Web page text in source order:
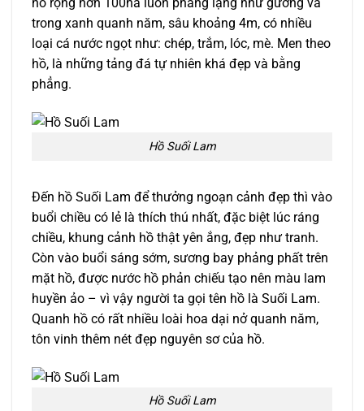
trong xanh quanh năm, sâu khoảng 4m, có nhiều
loại cá nước ngọt như: chép, trắm, lóc, mè. Men theo
hồ, là những tảng đá tự nhiên khá đẹp và bằng
phẳng.
Hồ Suối Lam
Đến hồ Suối Lam để thưởng ngoạn cảnh đẹp thì vào
buổi chiều có lẻ là thích thú nhất, đặc biệt lúc ráng
chiều, khung cảnh hồ thật yên ắng, đẹp như tranh.
Còn vào buổi sáng sớm, sương bay phảng phất trên
mặt hồ, được nước hồ phản chiếu tạo nên màu lam
huyền ảo – vì vậy người ta gọi tên hồ là Suối Lam.
Quanh hồ có rất nhiều loài hoa dại nở quanh năm,
tôn vinh thêm nét đẹp nguyên sơ của hồ.
Hồ Suối Lam